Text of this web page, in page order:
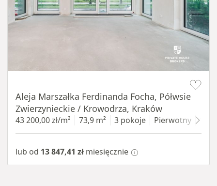
Aleja Marszałka Ferdinanda Focha, Półwsie
Zwierzynieckie / Krowodrza, Kraków
43 200,00 zł/m² 73,9 m² 3 pokoje Pierwotny
lub od 13 847,41 zł miesięcznie